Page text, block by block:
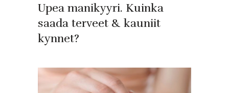
Upea manikyyri. Kuinka
saada terveet & kauniit
kynnet?